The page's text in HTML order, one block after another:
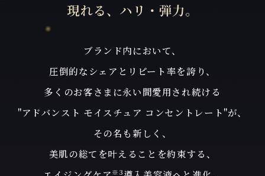
ブランド内において、
圧倒的なシェアとリピート率を誇り、
多くのお客さまに永い間愛用され続ける
"アドバンスト モイスチュア コンセントレート"が、
その名も新しく、
美肌の総てを叶えることを約束する、
※3